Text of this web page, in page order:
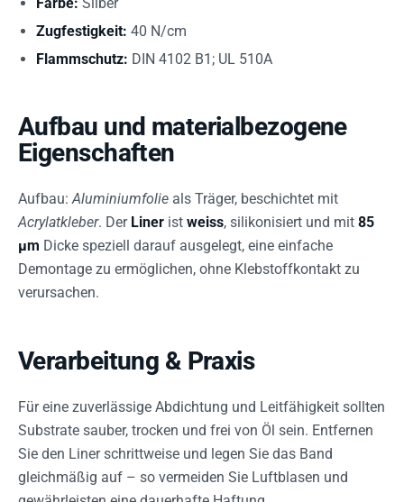
Zugfestigkeit: 40 N/cm
Flammschutz: DIN 4102 B1; UL 510A
Aufbau und materialbezogene
Eigenschaften
Aufbau:Aluminiumfolie als Träger, beschichtet mit
Acrylatkleber. Der Liner ist weiss, silikonisiert und mit 85
µm Dicke speziell darauf ausgelegt, eine einfache
Demontage zu ermöglichen, ohne Klebstoffkontakt zu
verursachen.
Verarbeitung & Praxis
Für eine zuverlässige Abdichtung und Leitfähigkeit sollten
Substrate sauber, trocken und frei von Öl sein. Entfernen
Sie den Liner schrittweise und legen Sie das Band
gleichmäßig auf – so vermeiden Sie Luftblasen und